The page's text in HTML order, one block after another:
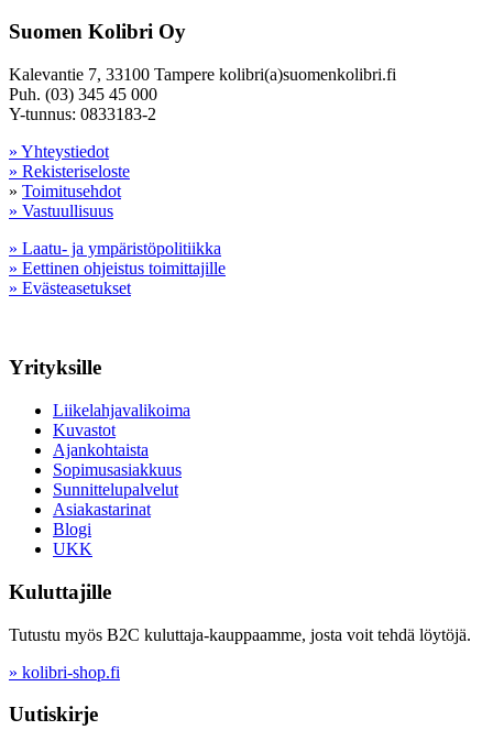
Suomen Kolibri Oy
Kalevantie 7, 33100 Tampere kolibri(a)suomenkolibri.fi
Puh. (03) 345 45 000
Y-tunnus: 0833183-2
» Yhteystiedot
» Rekisteriseloste
» Toimitusehdot
» Vastuullisuus
» Laatu- ja ympäristöpolitiikka
» Eettinen ohjeistus toimittajille
» Evästeasetukset
Yrityksille
Liikelahjavalikoima
Kuvastot
Ajankohtaista
Sopimusasiakkuus
Sunnittelupalvelut
Asiakastarinat
Blogi
UKK
Kuluttajille
Tutustu myös B2C kuluttaja-kauppaamme, josta voit tehdä löytöjä.
» kolibri-shop.fi
Uutiskirje